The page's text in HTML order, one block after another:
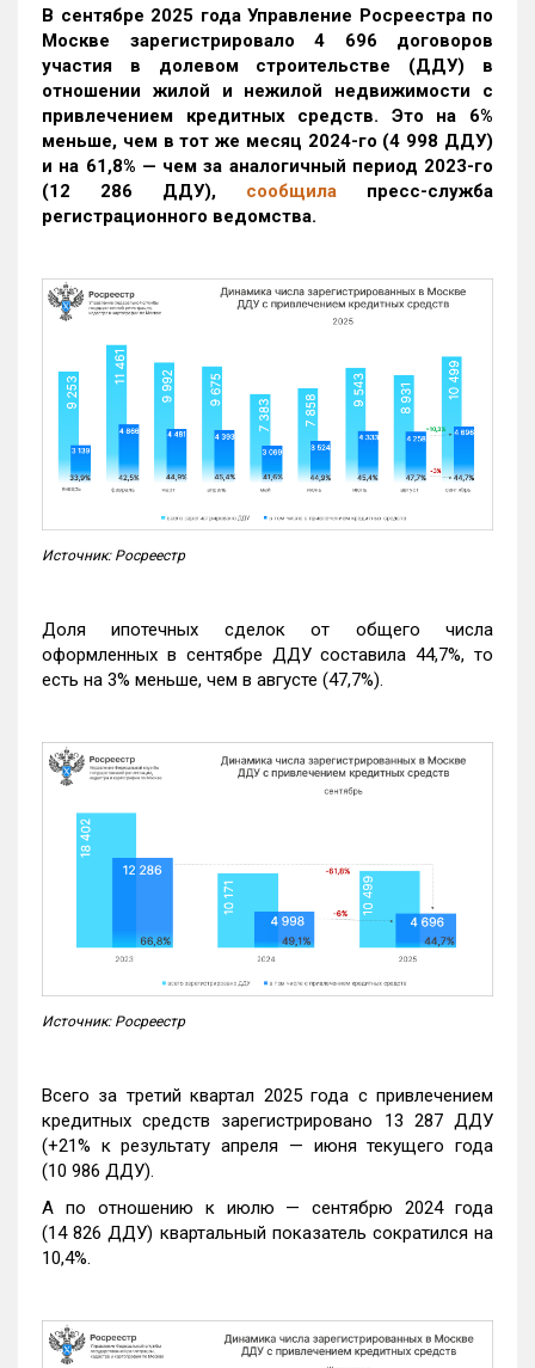
В сентябре 2025 года Управление Росреестра по
Москве зарегистрировало 4 696 договоров
участия в долевом строительстве (ДДУ) в
отношении жилой и нежилой недвижимости с
привлечением кредитных средств. Это на 6%
меньше, чем в тот же месяц 2024-го (4 998 ДДУ)
и на 61,8% — чем за аналогичный период 2023-го
(12 286 ДДУ), сообщила пресс-служба
регистрационного ведомства.
Источник: Росреестр
Доля ипотечных сделок от общего числа
оформленных в сентябре ДДУ составила 44,7%, то
есть на 3% меньше, чем в августе (47,7%).
Источник: Росреестр
Всего за третий квартал 2025 года с привлечением
кредитных средств зарегистрировано 13 287 ДДУ
(+21% к результату апреля — июня текущего года
(10 986 ДДУ).
А по отношению к июлю — сентябрю 2024 года
(14 826 ДДУ) квартальный показатель сократился на
10,4%.